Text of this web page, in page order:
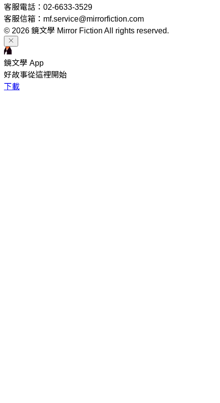
客服電話：02-6633-3529
客服信箱：mf.service@mirrorfiction.com
© 2026 鏡文學 Mirror Fiction All rights reserved.
鏡文學 App
好故事從這裡開始
下載